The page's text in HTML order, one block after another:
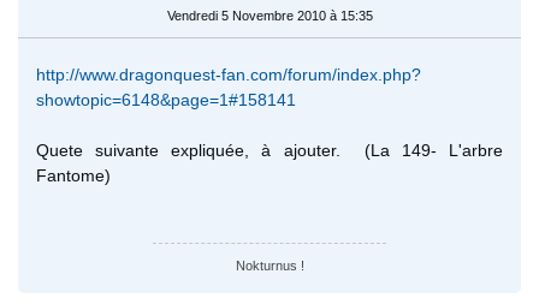
Vendredi 5 Novembre 2010 à 15:35
http://www.dragonquest-fan.com/forum/index.php?
showtopic=6148&page=1#158141
Quete suivante expliquée, à ajouter. (La 149- L'arbre
Fantome)
Nokturnus !